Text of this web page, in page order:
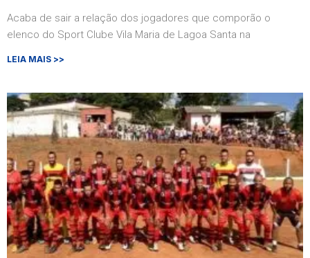
Acaba de sair a relação dos jogadores que comporão o
elenco do Sport Clube Vila Maria de Lagoa Santa na
LEIA MAIS >>